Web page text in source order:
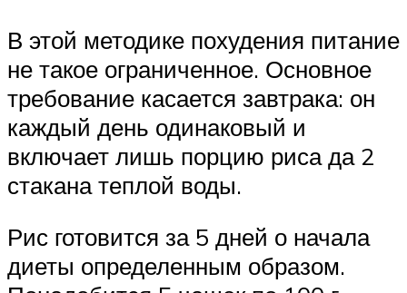
В этой методике похудения питание
не такое ограниченное. Основное
требование касается завтрака: он
каждый день одинаковый и
включает лишь порцию риса да 2
стакана теплой воды.
Рис готовится за 5 дней о начала
диеты определенным образом.